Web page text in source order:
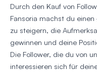
Durch den Kauf von
Fansoria machst du
zu steigern, die
gewinnen und deine
Die Follower, die du von
interessieren sich für